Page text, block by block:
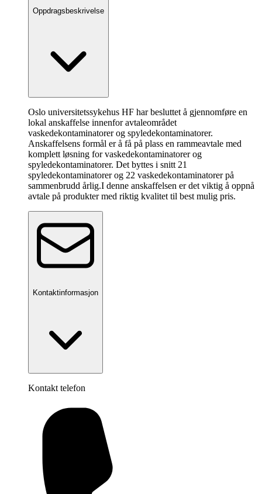
Oppdragsbeskrivelse
Oslo universitetssykehus HF har besluttet å gjennomføre en
lokal anskaffelse innenfor avtaleområdet
vaskedekontaminatorer og spyledekontaminatorer.
Anskaffelsens formål er å få på plass en rammeavtale med
komplett løsning for vaskedekontaminatorer og
spyledekontaminatorer. Det byttes i snitt 21
spyledekontaminatorer og 22 vaskedekontaminatorer på
sammenbrudd årlig.I denne anskaffelsen er det viktig å oppnå
avtale på produkter med riktig kvalitet til best mulig pris.
Kontaktinformasjon
Kontakt telefon